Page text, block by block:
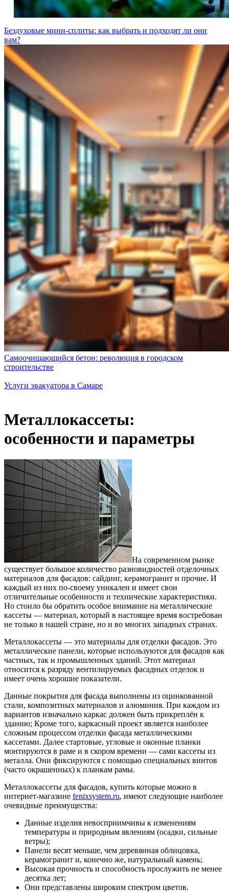
Бездуховые мини-сплиты: как выбрать и подходят ли они
вам?
Самоочищающийся бетон: революция в городском
строительстве
Услуги эвакуатора в Самаре
Металлокассеты:
особенности и параметры
На современном рынке
существует большое количество разновидностей отделочных
материалов для фасадов: сайдинг, керамогранит и прочие. И
каждый из них по-своему уникален и имеет свои
отличительные особенности и технические характеристики.
Но стоило бы обратить особое внимание на металлические
кассеты — материал, который в настоящее время востребован
не только в нашей стране, но и во многих западных странах.
Металлокассеты — это материалы для отделки фасадов. Это
металлические панели, которые используются для фасадов как
частных, так и промышленных зданий. Этот материал
относится к разряду вентилируемых фасадных отделок и
имеет очень хорошие показатели.
Данные покрытия для фасада выполнены из оцинкованной
стали, композитных материалов и алюминия. При каждом из
вариантов изначально каркас должен быть прикреплён к
зданию; Кроме того, каркасный проект является наиболее
сложным процессом отделки фасада металлическими
кассетами. Далее стартовые, угловые и оконные планки
монтируются в раме и в скором времени — сами кассеты из
металла. Они фиксируются с помощью специальных винтов
(часто окрашенных) к планкам рамы.
Металлокассеты для фасадов, купить которые можно в
интернет-магазине fenixsystem.ru, имеют следующие наиболее
очевидные преимущества:
Данные изделия невосприимчивы к изменениям
температуры и природным явлениям (осадки, сильные
ветры);
Панели весят меньше, чем деревянная облицовка,
керамогранит и, конечно же, натуральный камень;
Высокая прочность и способность прослужить не менее
десятка лет;
Они представлены широким спектром цветов.